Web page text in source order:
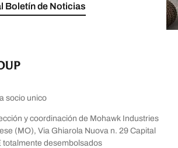
Boletín de Noticias
socio unico
y coordinación de Mohawk Industries
(MO), Via Ghiarola Nuova n. 29 Capital
totalmente desembolsados